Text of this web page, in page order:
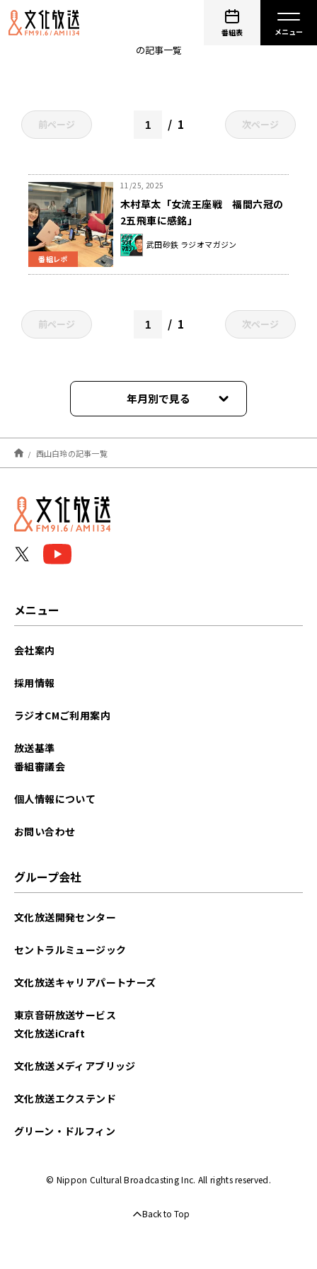
番組表
の記事一覧
前ページ 1 次ページ
番組レポ
11/25, 2025
木村草太「女流王座戦 福間六冠の
2五飛車に感銘」
武田砂鉄 ラジオマガジン
前ページ 1 次ページ
年月別で見る
2025年11月
西山白玲の記事一覧
メニュー
会社案内
採用情報
ラジオCMご利用案内
放送基準
番組審議会
個人情報について
お問い合わせ
グループ会社
文化放送開発センター
セントラルミュージック
文化放送キャリアパートナーズ
東京音研放送サービス
文化放送iCraft
文化放送メディアブリッジ
文化放送エクステンド
グリーン・ドルフィン
© Nippon Cultural Broadcasting Inc. All rights reserved.
Back to Top